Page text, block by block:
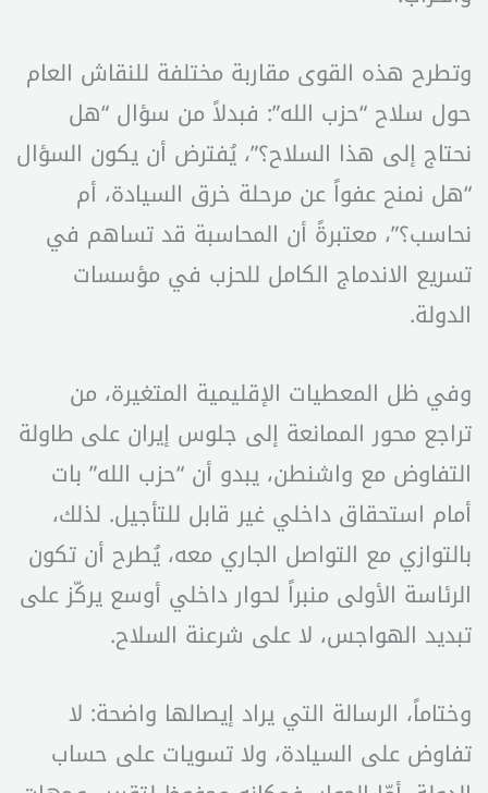
وتطرح هذه القوى مقاربة مختلفة للنقاش العام
حول سلاح “حزب الله”: فبدلاً من سؤال “هل
نحتاج إلى هذا السلاح؟”، يُفترض أن يكون السؤال
“هل نمنح عفواً عن مرحلة خرق السيادة، أم
نحاسب؟”، معتبرةً أن المحاسبة قد تساهم في
تسريع الاندماج الكامل للحزب في مؤسسات
الدولة.
وفي ظل المعطيات الإقليمية المتغيرة، من
تراجع محور الممانعة إلى جلوس إيران على طاولة
التفاوض مع واشنطن، يبدو أن “حزب الله” بات
أمام استحقاق داخلي غير قابل للتأجيل. لذلك،
بالتوازي مع التواصل الجاري معه، يُطرح أن تكون
الرئاسة الأولى منبراً لحوار داخلي أوسع يركّز على
تبديد الهواجس، لا على شرعنة السلاح.
وختاماً، الرسالة التي يراد إيصالها واضحة: لا
تفاوض على السيادة، ولا تسويات على حساب